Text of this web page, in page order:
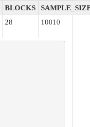
BLOCKS
28 10010